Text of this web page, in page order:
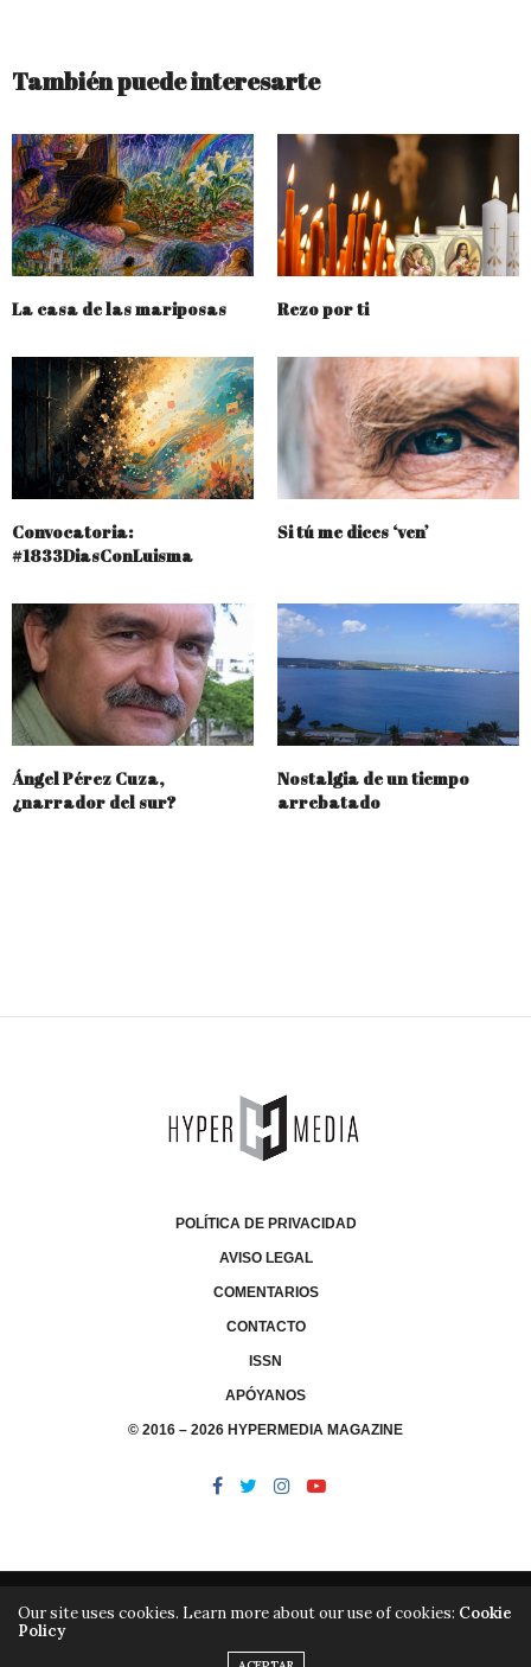
También puede interesarte
La casa de las mariposas Rezo por ti
Convocatoria:
#1833DiasConLuisma
Si tú me dices ‘ven’
Ángel Pérez Cuza,
¿narrador del sur?
Nostalgia de un tiempo
arrebatado
POLÍTICA DE PRIVACIDAD
AVISO LEGAL
COMENTARIOS
CONTACTO
ISSN
APÓYANOS
© 2016 – 2026 HYPERMEDIA MAGAZINE
LIBRERÍA
Our site uses cookies. Learn more about our use of cookies: Cookie
Policy